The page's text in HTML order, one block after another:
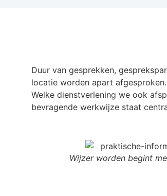
Duur van gesprekken,
locatie worden apart afgesproken.
Welke dienstverlening we ook
bevragende werkwijze staat
Wijzer worden begint